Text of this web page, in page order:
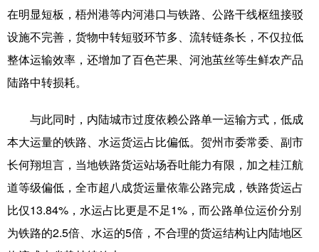
在明显短板，梧州港等内河港口与铁路、公路干线枢纽接驳
设施不完善，货物中转短驳环节多、流转链条长，不仅拉低
整体运输效率，还增加了百色芒果、河池茧丝等生鲜农产品
陆路中转损耗。
与此同时，内陆城市过度依赖公路单一运输方式，低成
本大运量的铁路、水运货运占比偏低。贺州市委常委、副市
长何翔坦言，当地铁路货运站场吞吐能力有限，加之桂江航
道等级偏低，全市超八成货运量依靠公路完成，铁路货运占
比仅13.84%，水运占比更是不足1%，而公路单位运价分别
为铁路的2.5倍、水运的5倍，不合理的货运结构让内陆地区